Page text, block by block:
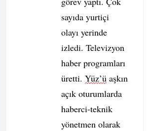
sayıda yurtiçi
olayı yerinde
izledi. Televizyon
haber programları
üretti. Yüz’ü aşkın
açık oturumlarda
haberci-teknik
yönetmen olarak